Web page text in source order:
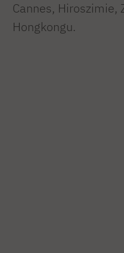
Cannes, Hiroszimie,
Hongkongu.